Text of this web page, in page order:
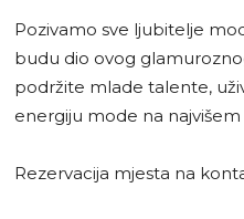
Pozivamo sve ljubitelje
budu dio ovog
podržite mlade talente,
energiju mode na najvišem
Rezervacija mjesta na